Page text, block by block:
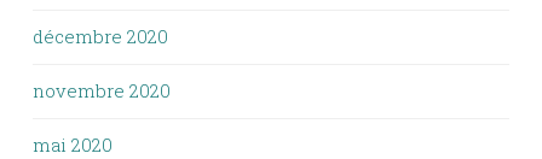
décembre 2020
novembre 2020
mai 2020